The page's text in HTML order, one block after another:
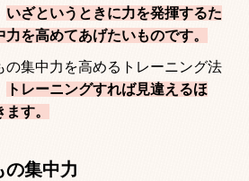
いざというときに力を発揮するた
を高めてあげたいものです。
の集中力を高めるトレーニング法
トレーニングすれば見違えるほ
す。
の集中力